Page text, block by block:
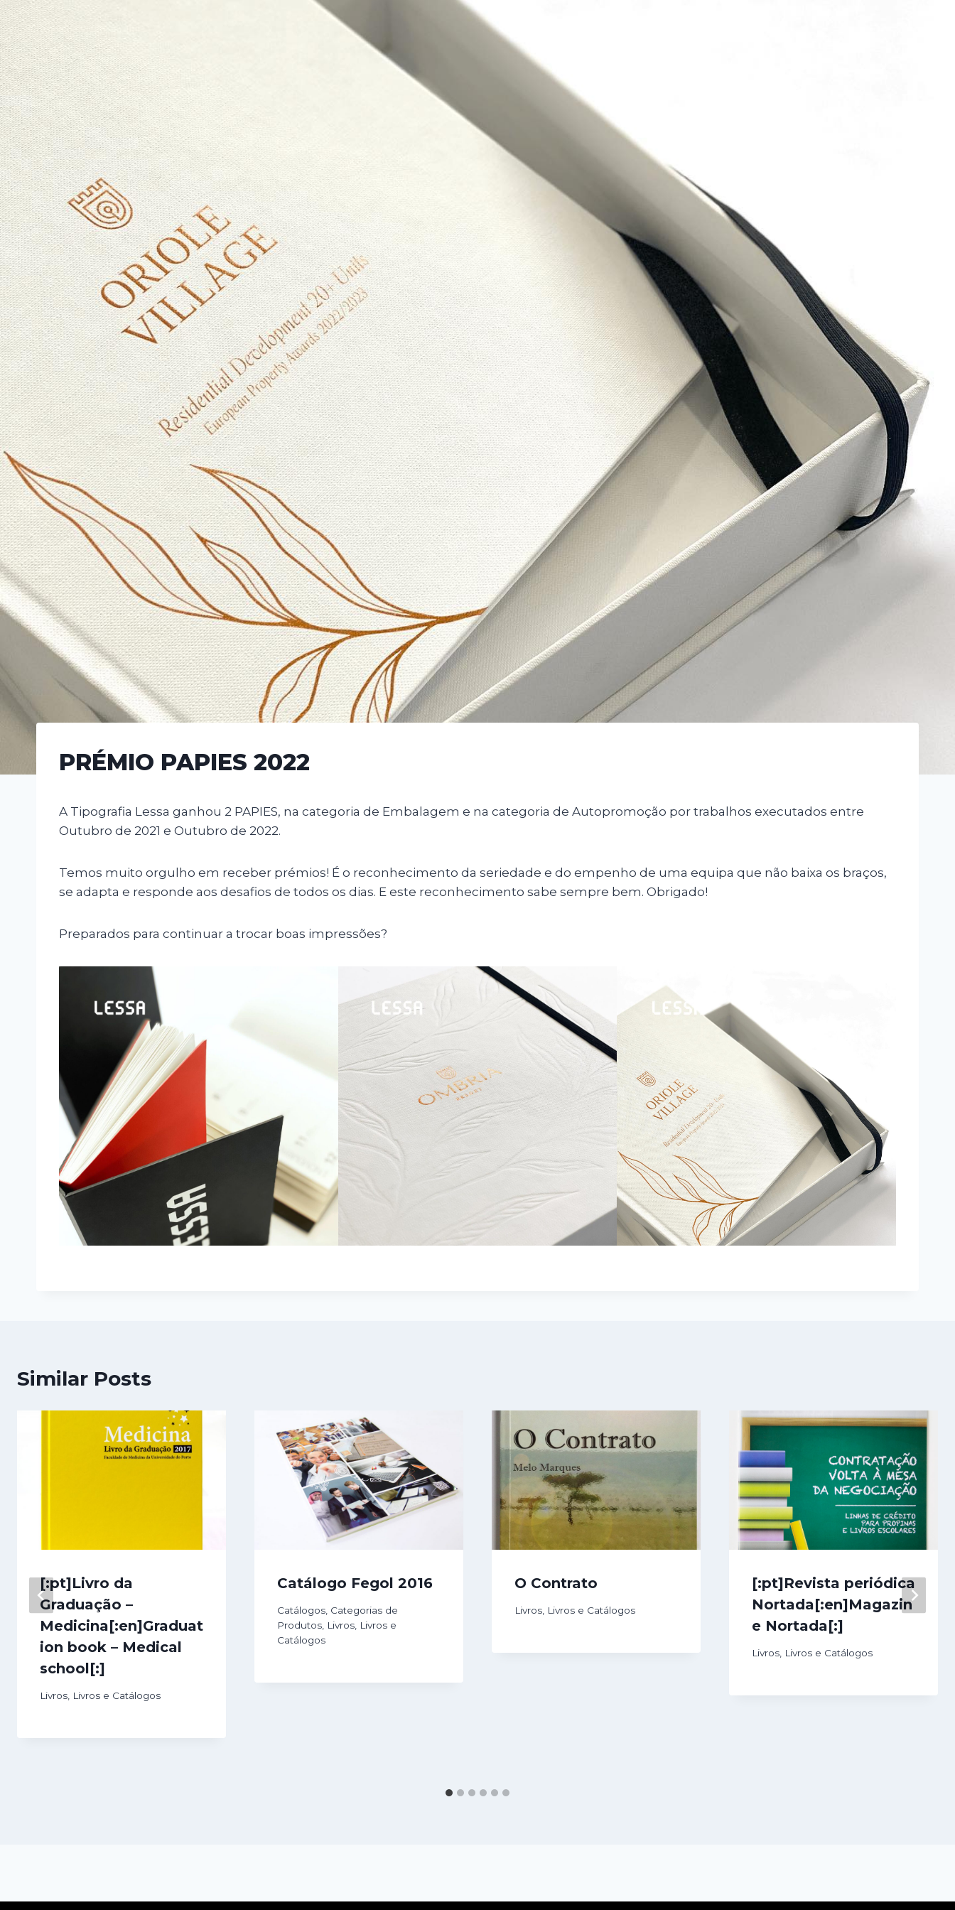
PRÉMIO PAPIES 2022
A Tipografia Lessa ganhou 2 PAPIES, na categoria de Embalagem e na categoria de Autopromoção por trabalhos executados entre
Outubro de 2021 e Outubro de 2022.
Temos muito orgulho em receber prémios! É o reconhecimento da seriedade e do empenho de uma equipa que não baixa os braços,
se adapta e responde aos desafios de todos os dias. E este reconhecimento sabe sempre bem. Obrigado!
Preparados para continuar a trocar boas impressões?
Similar Posts
[:pt]Livro da
Graduação –
Medicina[:en]Graduat
ion book – Medical
school[:]
Livros Livros e Catálogos
Catálogo Fegol 2016
Catálogos Categorias de
Produtos Livros Livros e
Catálogos
O Contrato
Livros Livros e Catálogos
[:pt]Revista periódica
Nortada[:en]Magazin
e Nortada[:]
Livros Livros e Catálogos